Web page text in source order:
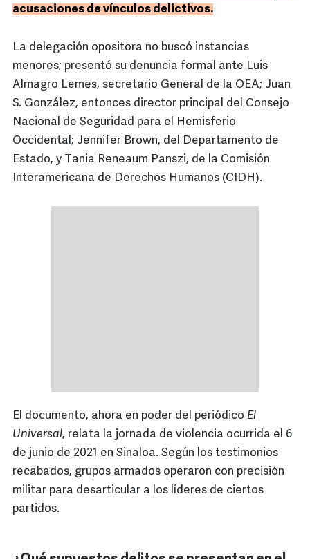
acusaciones de vínculos delictivos.
La delegación opositora no buscó instancias
menores; presentó su denuncia formal ante Luis
Almagro Lemes, secretario General de la OEA; Juan
S. González, entonces director principal del Consejo
Nacional de Seguridad para el Hemisferio
Occidental; Jennifer Brown, del Departamento de
Estado, y Tania Reneaum Panszi, de la Comisión
Interamericana de Derechos Humanos (CIDH).
El documento, ahora en poder del periódico El
Universal, relata la jornada de violencia ocurrida el 6
de junio de 2021 en Sinaloa. Según los testimonios
recabados, grupos armados operaron con precisión
militar para desarticular a los líderes de ciertos
partidos.